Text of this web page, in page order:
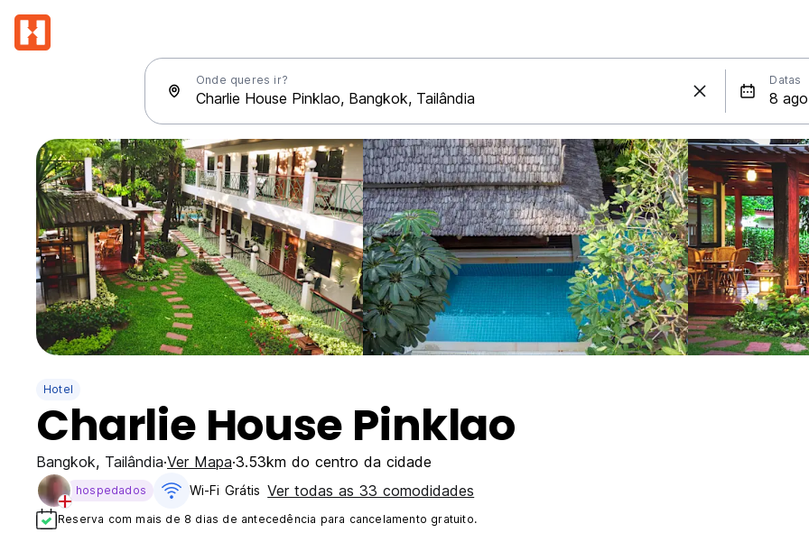
Onde queres ir? Datas
Hotel
Charlie House Pinklao
Bangkok, Tailândia Ver Mapa 3.53km do centro da cidade
hospedados Wi-Fi Grátis Ver todas as 33 comodidades
Reserva com mais de 8 dias de antecedência para cancelamento gratuito.